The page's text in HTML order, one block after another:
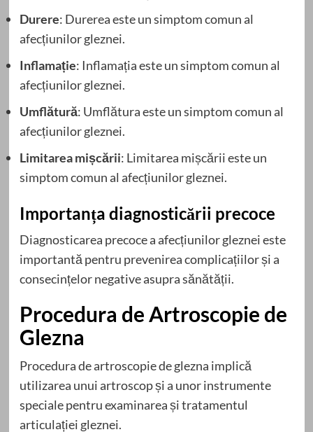
Durere: Durerea este un simptom comun al
afecțiunilor gleznei.
Inflamație: Inflamația este un simptom comun al
afecțiunilor gleznei.
Umflătură: Umflătura este un simptom comun al
afecțiunilor gleznei.
Limitarea mișcării: Limitarea mișcării este un
simptom comun al afecțiunilor gleznei.
Importanța diagnosticării precoce
Diagnosticarea precoce a afecțiunilor gleznei este
importantă pentru prevenirea complicațiilor și a
consecințelor negative asupra sănătății.
Procedura de Artroscopie de
Glezna
Procedura de artroscopie de glezna implică
utilizarea unui artroscop și a unor instrumente
speciale pentru examinarea și tratamentul
articulației gleznei.